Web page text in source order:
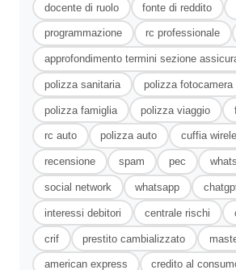
docente di ruolo fonte di reddito
programmazione rc professionale
approfondimento termini sezione
polizza sanitaria polizza fotocamera
polizza famiglia polizza viaggio
rc auto polizza auto cuffia
recensione spam pec
social network whatsapp
interessi debitori centrale rischi
crif prestito cambializzato
american express credito al